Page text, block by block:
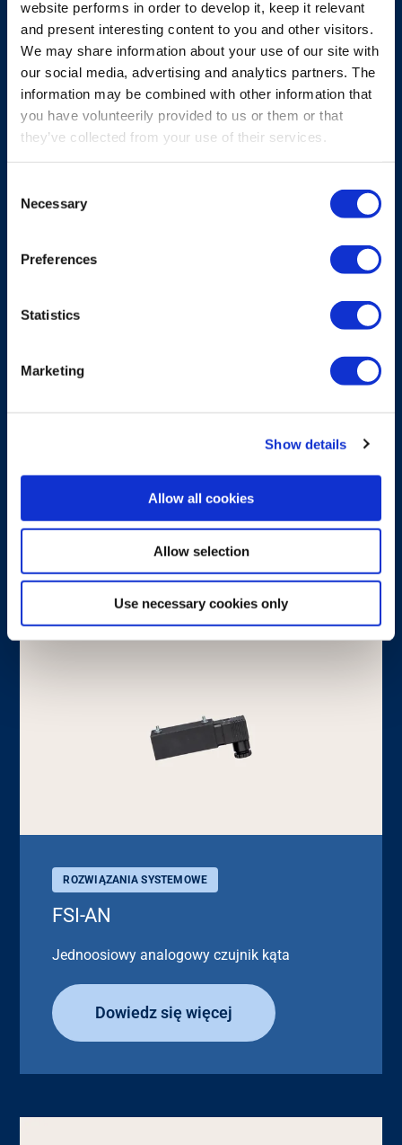
website performs in order to develop it, keep it relevant
and present interesting content to you and other visitors.
We may share information about your use of our site with
our social media, advertising and analytics partners. The
information may be combined with other information that
you have volunteerily provided to us or them or that
they’ve collected from your use of their services.
Selection
Necessary
Preferences
Statistics
Marketing
Show details
Allow all cookies
Allow selection
Use necessary cookies only
Podobne produkty
Zobacz wszystkie produkty
Dowiedz się więcej
ROZWIĄZANIA SYSTEMOWE
FSI-AN
Jednoosiowy analogowy czujnik kąta
Dowiedz się więcej